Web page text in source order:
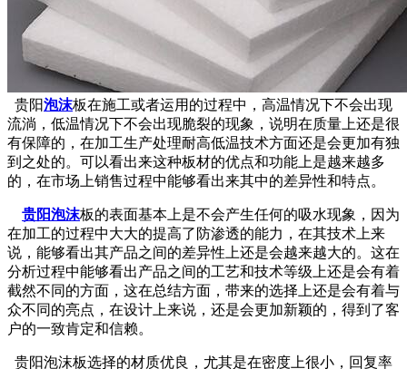
贵阳泡沫板在施工或者运用的过程中，高温情况下不会出现
流淌，低温情况下不会出现脆裂的现象，说明在质量上还是很
有保障的，在加工生产处理耐高低温技术方面还是会更加有独
到之处的。可以看出来这种板材的优点和功能上是越来越多
的，在市场上销售过程中能够看出来其中的差异性和特点。
贵阳泡沫板的表面基本上是不会产生任何的吸水现象，因为
在加工的过程中大大的提高了防渗透的能力，在其技术上来
说，能够看出其产品之间的差异性上还是会越来越大的。这在
分析过程中能够看出产品之间的工艺和技术等级上还是会有着
截然不同的方面，这在总结方面，带来的选择上还是会有着与
众不同的亮点，在设计上来说，还是会更加新颖的，得到了客
户的一致肯定和信赖。
贵阳泡沫板选择的材质优良，尤其是在密度上很小，回复率